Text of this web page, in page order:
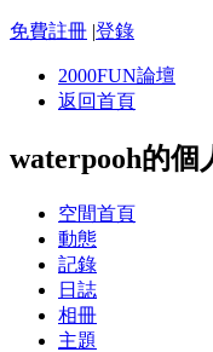
免費註冊 |登錄
2000FUN論壇
返回首頁
waterpooh的個
空間首頁
動態
記錄
日誌
相冊
主題